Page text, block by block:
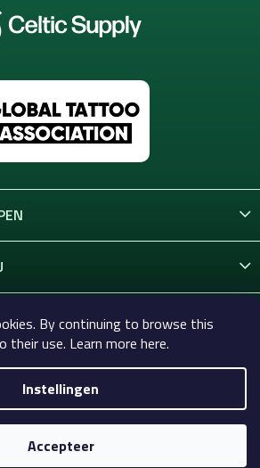
By continuing to browse this
use. Learn more here.
Instellingen
Accepteer
Supply.nl | Alles voor tatoeages en
up. Alle rechten voorbehouden.